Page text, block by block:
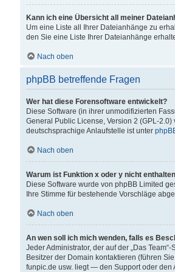
Kann ich eine Übersicht all meiner
Um eine Liste all Ihrer Dateianhänge zu
den Sie eine Liste Ihrer Dateianhänge
Nach oben
phpBB betreffende Fragen
Wer hat diese Forensoftware entwickelt?
Diese Software (in ihrer unmodifizierten
General Public License, Version 2 (GPL-
deutschsprachige Anlaufstelle ist unter
Nach oben
Warum ist Funktion x oder y nicht
Diese Software wurde von phpBB Limited
Ihre Stimme für bestehende Vorschläge
Nach oben
An wen soll ich mich wenden, falls es
Jeder Administrator, der auf der „Das
Besitzer der Domain kontaktieren (führen
funpic.de usw. liegt — den Support oder den